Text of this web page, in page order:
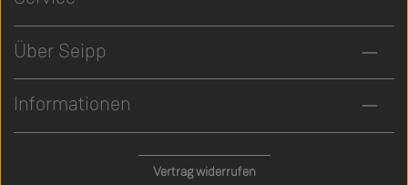
Über Seipp
Informationen
Vertrag widerrufen